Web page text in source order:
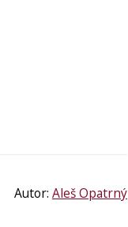
Autor: Aleš Opatrný